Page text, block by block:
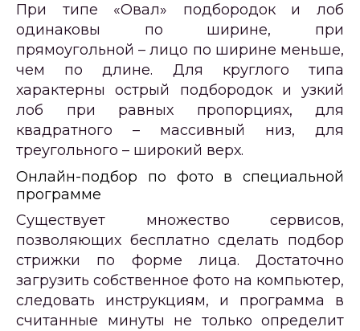
При типе «Овал» подбородок и лоб
одинаковы по ширине, при
прямоугольной – лицо по ширине меньше,
чем по длине. Для круглого типа
характерны острый подбородок и узкий
лоб при равных пропорциях, для
квадратного – массивный низ, для
треугольного – широкий верх.
Онлайн-подбор по фото в специальной
программе
Существует множество сервисов,
позволяющих бесплатно сделать подбор
стрижки по форме лица. Достаточно
загрузить собственное фото на компьютер,
следовать инструкциям, и программа в
считанные минуты не только определит